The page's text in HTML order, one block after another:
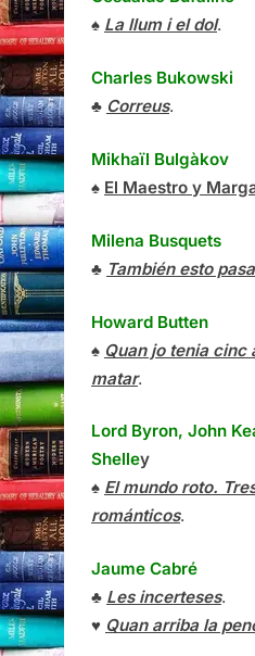
♠ La llum i el dol.
Charles Bukowski
♣ Correus.
Mikhaïl Bulgàkov
♠ El Maestro y
Milena Busquets
♣ También esto
Howard Butten
♠ Quan jo tenia cinc
matar.
Lord Byron, John
Shelley
♠ El mundo roto.
románticos.
Jaume Cabré
♣ Les incerteses.
♥ Quan arriba la